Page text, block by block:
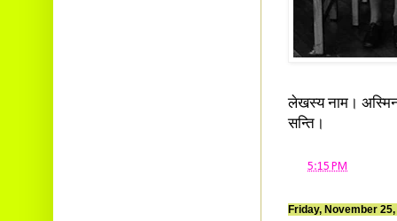
लेखस्य नाम। अस्मिन्
सन्ति।
5:15 PM
Friday, November